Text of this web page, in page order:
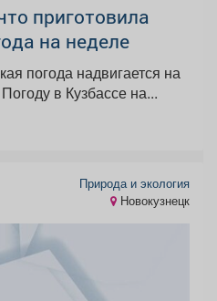
приготовила
на неделе
погода надвигается на
Кузбасс на этой неделе. Погоду в Кузбассе на...
Природа и экология
Новокузнецк